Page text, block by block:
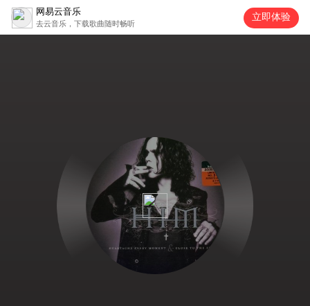
网易云音乐
去云音乐，下载歌曲随时畅听
立即体验